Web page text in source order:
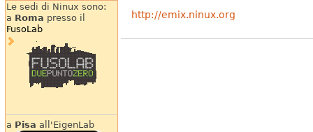
Le sedi di Ninux sono:
a Roma presso il
FusoLab
a Pisa all'EigenLab
http://emix.ninux.org